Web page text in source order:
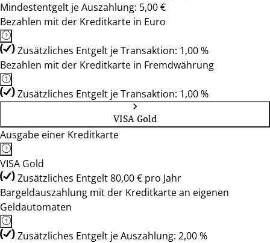
Mindestentgelt je Auszahlung: 5,00 €
Bezahlen mit der Kreditkarte in Euro
Zusätzliches Entgelt je Transaktion: 1,00 %
Bezahlen mit der Kreditkarte in Fremdwährung
Zusätzliches Entgelt je Transaktion: 1,00 %
VISA Gold
Ausgabe einer Kreditkarte
VISA Gold
Zusätzliches Entgelt 80,00 € pro Jahr
Bargeldauszahlung mit der Kreditkarte an eigenen
Geldautomaten
Zusätzliches Entgelt je Auszahlung: 2,00 %